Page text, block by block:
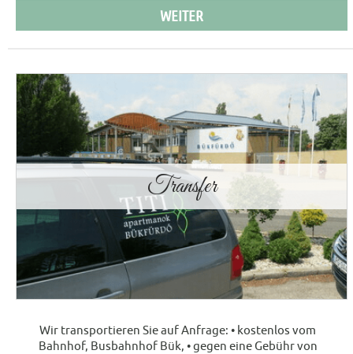
WEITER
Transfer
Wir transportieren Sie auf Anfrage: • kostenlos vom
Bahnhof, Busbahnhof Bük, • gegen eine Gebühr von